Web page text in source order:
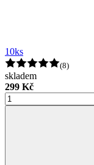
10ks
(8)
skladem
299 Kč